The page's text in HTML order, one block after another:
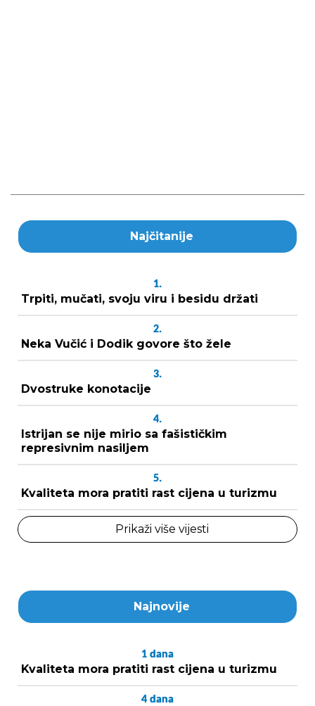
Najčitanije
1.
Trpiti, mučati, svoju viru i besidu držati
2.
Neka Vučić i Dodik govore što žele
3.
Dvostruke konotacije
4.
Istrijan se nije mirio sa fašističkim
represivnim nasiljem
5.
Kvaliteta mora pratiti rast cijena u turizmu
Prikaži više vijesti
Najnovije
1 dana
Kvaliteta mora pratiti rast cijena u turizmu
4 dana